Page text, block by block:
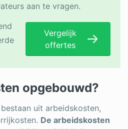
aan te vragen.
Vergelijk
offertes
opgebouwd?
uit arbeidskosten,
De arbeidskosten